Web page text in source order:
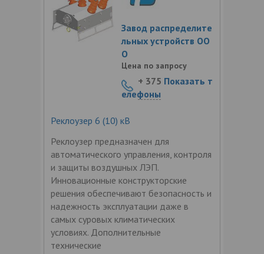
Реклоузер 6 (10) кВ
Реклоузер предназначен для
автоматического управления, контроля
и защиты воздушных ЛЭП.
Инновационные конструкторские
решения обеспечивают безопасность и
надежность эксплуатации даже в
самых суровых климатических
условиях. Дополнительные
технические
Завод распределите
льных устройств ОО
О
Цена по запросу
+ 375 Показать т
елефоны